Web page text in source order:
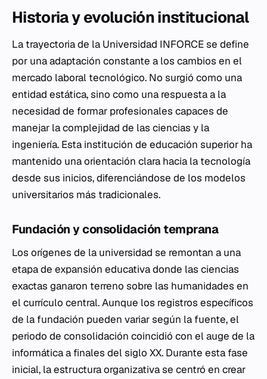
Historia y evolución institucional
La trayectoria de la Universidad INFORCE se define
por una adaptación constante a los cambios en el
mercado laboral tecnológico. No surgió como una
entidad estática, sino como una respuesta a la
necesidad de formar profesionales capaces de
manejar la complejidad de las ciencias y la
ingeniería. Esta institución de educación superior ha
mantenido una orientación clara hacia la tecnología
desde sus inicios, diferenciándose de los modelos
universitarios más tradicionales.
Fundación y consolidación temprana
Los orígenes de la universidad se remontan a una
etapa de expansión educativa donde las ciencias
exactas ganaron terreno sobre las humanidades en
el currículo central. Aunque los registros específicos
de la fundación pueden variar según la fuente, el
periodo de consolidación coincidió con el auge de la
informática a finales del siglo XX. Durante esta fase
inicial, la estructura organizativa se centró en crear